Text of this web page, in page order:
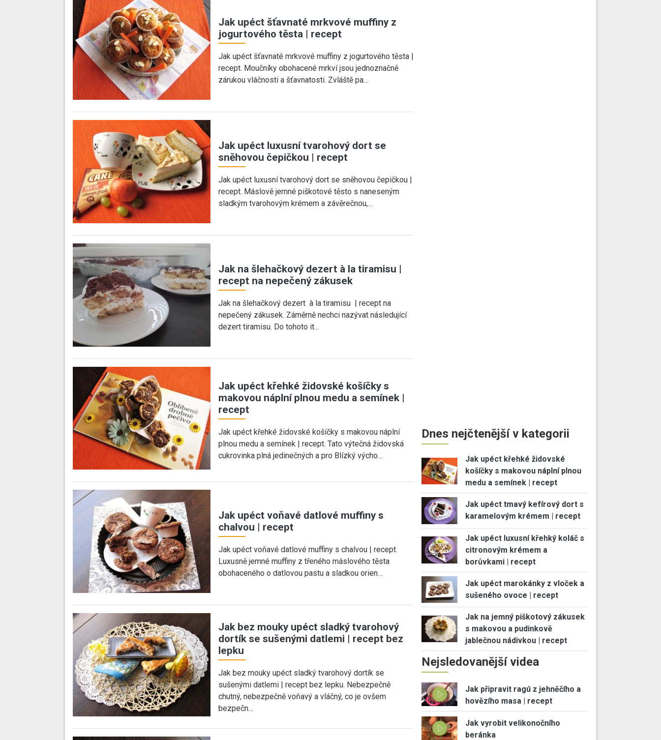
Jak upéct šťavnaté mrkvové muffiny z
jogurtového těsta | recept
Jak upéct šťavnaté mrkvové muffiny z jogurtového těsta |
recept. Moučníky obohacené mrkví jsou jednoznačně
zárukou vláčnosti a šťavnatosti. Zvláště pa…
Jak upéct luxusní tvarohový dort se
sněhovou čepičkou | recept
Jak upéct luxusní tvarohový dort se sněhovou čepičkou |
recept. Máslově jemné piškotové těsto s naneseným
sladkým tvarohovým krémem a závěrečnou,…
Jak na šlehačkový dezert à la tiramisu |
recept na nepečený zákusek
Jak na šlehačkový dezert à la tiramisu | recept na
nepečený zákusek. Záměrně nechci nazývat následující
dezert tiramisu. Do tohoto it…
Jak upéct křehké židovské košíčky s
makovou náplní plnou medu a semínek |
recept
Jak upéct křehké židovské košíčky s makovou náplní
plnou medu a semínek | recept. Tato výtečná židovská
cukrovinka plná jedinečných a pro Blízký výcho…
Jak upéct voňavé datlové muffiny s
chalvou | recept
Jak upéct voňavé datlové muffiny s chalvou | recept.
Luxusně jemné muffiny z třeného máslového těsta
obohaceného o datlovou pastu a sladkou orien…
Jak bez mouky upéct sladký tvarohový
dortík se sušenými datlemi | recept bez
lepku
Jak bez mouky upéct sladký tvarohový dortík se
sušenými datlemi | recept bez lepku. Nebezpečně
chutný, nebezpečně voňavý a vláčný, co je ovšem
bezpečn…
Dnes nejčtenější v kategorii
Jak upéct křehké židovské
košíčky s makovou náplní plnou
medu a semínek | recept
Jak upéct tmavý kefírový dort s
karamelovým krémem | recept
Jak upéct luxusní křehký koláč s
citronovým krémem a
borůvkami | recept
Jak upéct marokánky z vloček a
sušeného ovoce | recept
Jak na jemný piškotový zákusek
s makovou a pudinkově
jablečnou nádivkou | recept
Nejsledovanější videa
Jak připravit ragú z jehněčího a
hovězího masa | recept
Jak vyrobit velikonočního
beránka